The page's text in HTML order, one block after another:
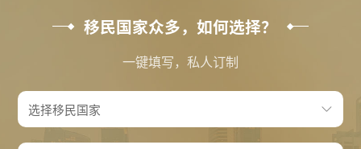
移民国家众多，如何选择？
一键填写，私人订制